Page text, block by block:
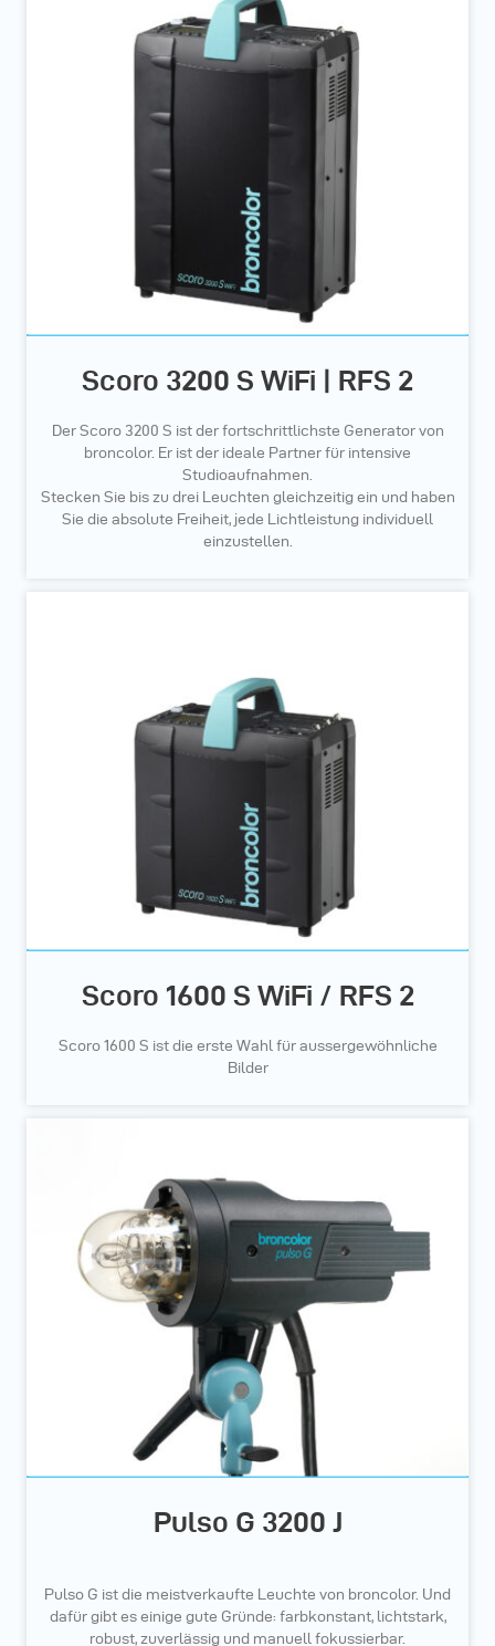
Scoro 3200 S WiFi | RFS 2
Der Scoro 3200 S ist der fortschrittlichste Generator von
broncolor. Er ist der ideale Partner für intensive
Studioaufnahmen.
Stecken Sie bis zu drei Leuchten gleichzeitig ein und haben
Sie die absolute Freiheit, jede Lichtleistung individuell
einzustellen.
Scoro 1600 S WiFi / RFS 2
Scoro 1600 S ist die erste Wahl für aussergewöhnliche
Bilder
Pulso G 3200 J
Pulso G ist die meistverkaufte Leuchte von broncolor. Und
dafür gibt es einige gute Gründe: farbkonstant, lichtstark,
robust, zuverlässig und manuell fokussierbar.